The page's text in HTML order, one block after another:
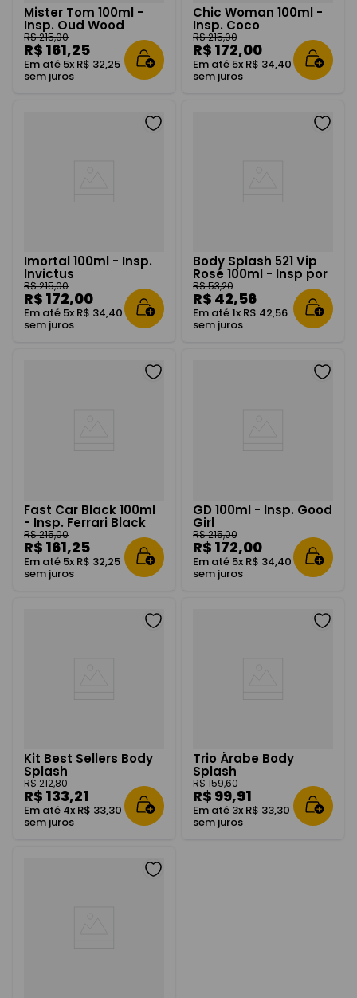
Mister Tom 100ml -
Insp. Oud Wood
R$215,00
R$ 161,25
Em até 5x R$ 32,25
sem juros
Chic Woman 100ml -
Insp. Coco
Mademoiselle
R$215,00
R$ 172,00
Em até 5x R$ 34,40
sem juros
Imortal 100ml - Insp.
Invictus
R$215,00
R$ 172,00
Em até 5x R$ 34,40
sem juros
Body Splash 521 Vip
Rosé 100ml - Insp por
212 Vip Rosé
R$53,20
R$ 42,56
Em até1x R$ 42,56
sem juros
Fast Car Black 100ml
- Insp. Ferrari Black
R$215,00
R$ 161,25
Em até 5x R$ 32,25
sem juros
GD 100ml - Insp. Good
Girl
R$215,00
R$ 172,00
Em até 5x R$ 34,40
sem juros
Kit Best Sellers Body
Splash
R$212,80
R$ 133,21
Em até 4x R$ 33,30
sem juros
Trio Árabe Body
Splash
R$159,60
R$ 99,91
Em até 3x R$ 33,30
sem juros